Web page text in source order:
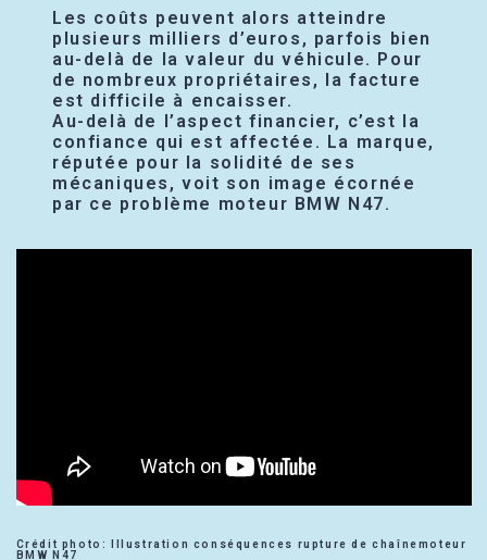
Les coûts peuvent alors atteindre
plusieurs milliers d’euros, parfois bien
au-delà de la valeur du véhicule. Pour
de nombreux propriétaires, la facture
est difficile à encaisser.
Au-delà de l’aspect financier, c’est la
confiance qui est affectée. La marque,
réputée pour la solidité de ses
mécaniques, voit son image écornée
par ce problème moteur BMW N47.
Crédit photo: Illustration conséquences rupture de chaînemoteur
BMW N47